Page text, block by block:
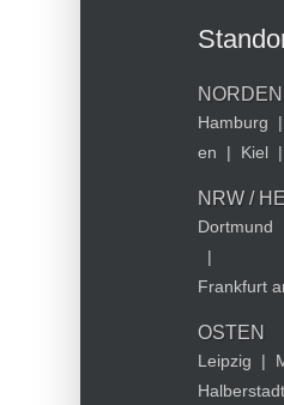
NORDEN
Hamburg |
en
| Kiel |
NRW /
Dortmund
|
Frankfurt
OSTEN
Leipzig |
Halberstadt